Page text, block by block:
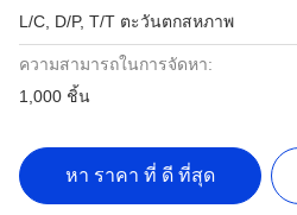
L/C, D/P, T/T ตะวันตกสหภาพ
ความสามารถในการจัดหา:
1,000 ชิ้น
หา ราคา ที่ ดี ที่สุด